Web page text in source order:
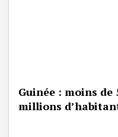
Guinée : moins
millions